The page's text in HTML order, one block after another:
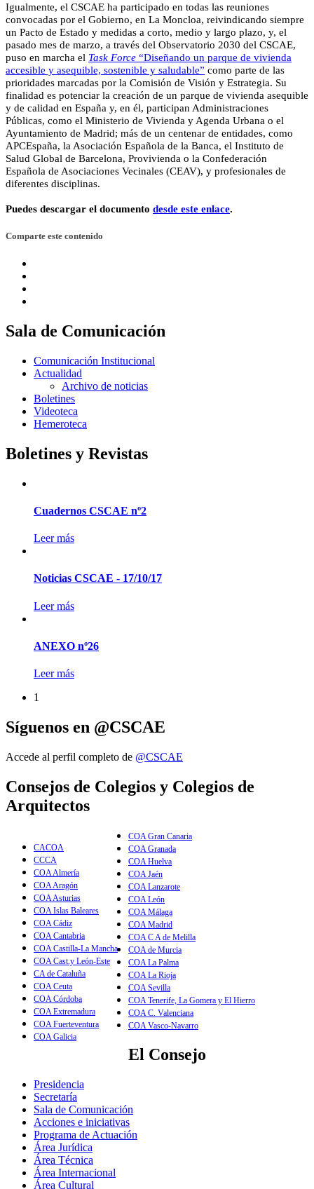
Igualmente, el CSCAE ha participado en todas las reuniones
convocadas por el Gobierno, en La Moncloa, reivindicando siempre
un Pacto de Estado y medidas a corto, medio y largo plazo, y, el
pasado mes de marzo, a través del Observatorio 2030 del CSCAE,
puso en marcha el Task Force “Diseñando un parque de vivienda
accesible y asequible, sostenible y saludable” como parte de las
prioridades marcadas por la Comisión de Visión y Estrategia. Su
finalidad es potenciar la creación de un parque de vivienda asequible
y de calidad en España y, en él, participan Administraciones
Públicas, como el Ministerio de Vivienda y Agenda Urbana o el
Ayuntamiento de Madrid; más de un centenar de entidades, como
APCEspaña, la Asociación Española de la Banca, el Instituto de
Salud Global de Barcelona, Provivienda o la Confederación
Española de Asociaciones Vecinales (CEAV), y profesionales de
diferentes disciplinas.
Puedes descargar el documento desde este enlace.
Comparte este contenido
Sala de Comunicación
Comunicación Institucional
Actualidad
Archivo de noticias
Boletines
Videoteca
Hemeroteca
Boletines y Revistas
Cuadernos CSCAE nº2
Leer más
Noticias CSCAE - 17/10/17
Leer más
ANEXO nº26
Leer más
1
Síguenos en @CSCAE
Accede al perfil completo de @CSCAE
Consejos de Colegios y Colegios de
Arquitectos
CACOA
CCCA
COA Almería
COA Aragón
COA Asturias
COA Islas Baleares
COA Cádiz
COA Cantabria
COA Castilla-La Mancha
COA Cast.y León-Este
CA de Cataluña
COA Ceuta
COA Córdoba
COA Extremadura
COA Fuerteventura
COA Galicia
COA Gran Canaria
COA Granada
COA Huelva
COA Jaén
COA Lanzarote
COA León
COA Málaga
COA Madrid
COA C A de Melilla
COA de Murcia
COA La Palma
COA La Rioja
COA Sevilla
COA Tenerife, La Gomera y El Hierro
COA C. Valenciana
COA Vasco-Navarro
El Consejo
Presidencia
Secretaría
Sala de Comunicación
Acciones e iniciativas
Programa de Actuación
Área Jurídica
Área Técnica
Área Internacional
Área Cultural